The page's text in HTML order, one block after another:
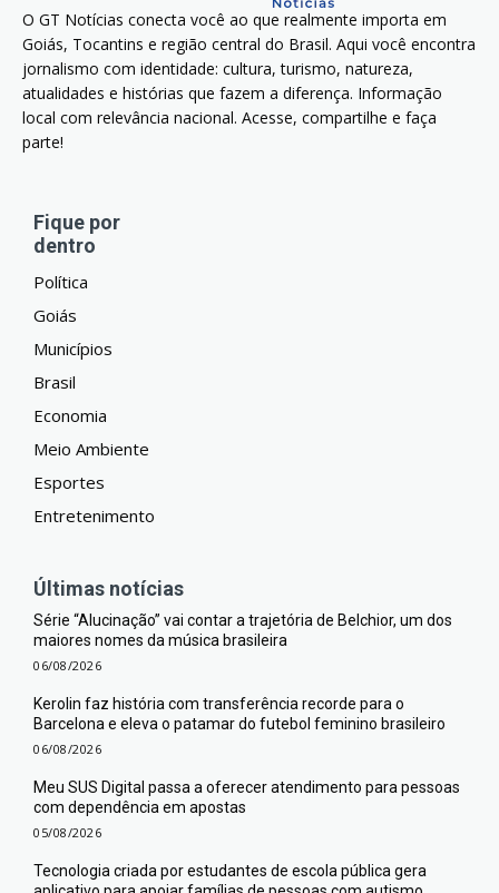
O GT Notícias conecta você ao que realmente importa em
Goiás, Tocantins e região central do Brasil. Aqui você encontra
jornalismo com identidade: cultura, turismo, natureza,
atualidades e histórias que fazem a diferença. Informação
local com relevância nacional. Acesse, compartilhe e faça
parte!
Fique por
dentro
Política
Goiás
Municípios
Brasil
Economia
Meio Ambiente
Esportes
Entretenimento
Últimas notícias
Série “Alucinação” vai contar a trajetória de Belchior, um dos
maiores nomes da música brasileira
06/08/2026
Kerolin faz história com transferência recorde para o
Barcelona e eleva o patamar do futebol feminino brasileiro
06/08/2026
Meu SUS Digital passa a oferecer atendimento para pessoas
com dependência em apostas
05/08/2026
Tecnologia criada por estudantes de escola pública gera